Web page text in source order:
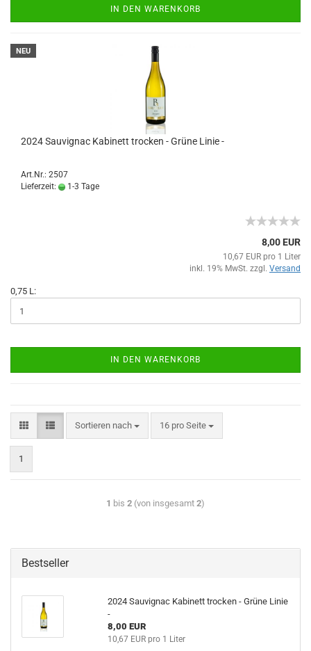
IN DEN WARENKORB
NEU
2024 Sauvignac Kabinett trocken - Grüne Linie -
Art.Nr.: 2507
Lieferzeit:
1-3 Tage
8,00 EUR
10,67 EUR pro 1 Liter
inkl. 19% MwSt. zzgl. Versand
0,75 L:
IN DEN WARENKORB
Sortieren nach 16 pro Seite
1
1 bis 2 (von insgesamt 2)
Bestseller
2024 Sauvignac Kabinett trocken - Grüne Linie
-
8,00 EUR
10,67 EUR pro 1 Liter